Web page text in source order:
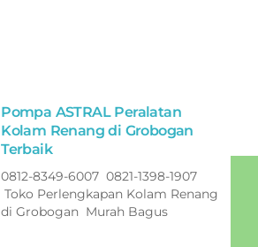
Pompa ASTRAL Peralatan
Kolam Renang di Grobogan
Terbaik
0812-8349-6007 0821-1398-1907
Toko Perlengkapan Kolam Renang
di Grobogan Murah Bagus